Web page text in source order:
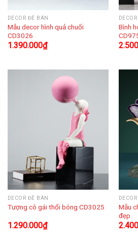
DECOR ĐỂ BÀN
Mẫu decor hình quả chuối
CD3026
1.390.000₫
Bình
DECOR ĐỂ BÀN
Tượng cô gái thổi bóng CD3025
1.290.000₫
Mẫu
đẹp